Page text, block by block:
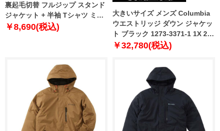
裏起毛切替 フルジップ スタンド
ジャケット + 半袖 Tシャツ ミッ
クスグレー × ブラック 1258-
￥8,690(税込)
大きいサイズ メンズ Columbia
ウエストリッジ ダウン ジャケッ
ト ブラック 1273-3371-1 1X 2X
3X 4X 5X 6X
￥32,780(税込)